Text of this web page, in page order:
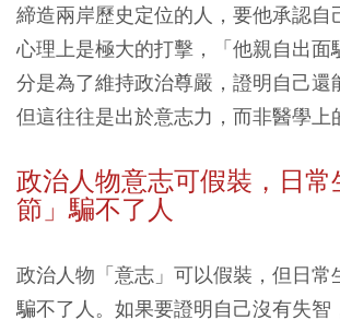
締造兩岸歷史定位的人，要他承認自
心理上是極大的打擊，「他親自出面
分是為了維持政治尊嚴，證明自己還
但這往往是出於意志力，而非醫學上
政治人物意志可假裝，日常
節」騙不了人
政治人物「意志」可以假裝，但日常
騙不了人。如果要證明自己沒有失智